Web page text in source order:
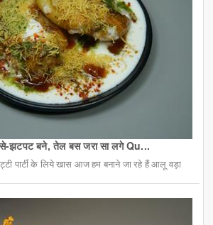
झटपट बने, तेल बस जरा सा लगे Qu...
पार्टी के लिये खास आज हम बनाने जा रहे हैं आलू वड़ा